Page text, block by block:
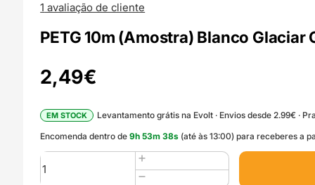
1 avaliação de cliente
PETG 10m (Amostra) Blanco Glaciar
2,49€
EM STOCK
Levantamento grátis na Evolt · Envios desde 2.99€ ·
Encomenda dentro de9h53m36s (até às 13:00) para receberes a
Quantidade
de